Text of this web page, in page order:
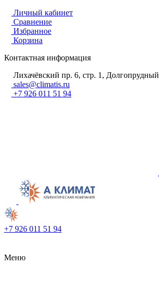
Личный кабинет
Сравнение
Избранное
Корзина
Контактная информация
Лихачёвский пр. 6, стр. 1, Долгопрудный
sales@climatis.ru
+7 926 011 51 94
+7 926 011 51 94
Меню